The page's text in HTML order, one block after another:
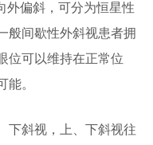
偏斜，可分为恒星性
般间歇性外斜视患者拥
位可以维持在正常位
。
斜视，上、下斜视往